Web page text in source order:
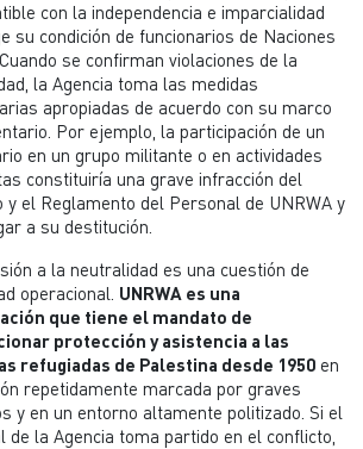
con la independencia e imparcialidad
su condición de funcionarios de Naciones
se confirman violaciones de la
la Agencia toma las medidas
apropiadas de acuerdo con su marco
Por ejemplo, la participación de un
en un grupo militante o en actividades
constituiría una grave infracción del
y el Reglamento del Personal de UNRWA y
a su destitución.
a la neutralidad es una cuestión de
operacional. UNRWA es una
que tiene el mandato de
protección y asistencia a las
refugiadas de Palestina desde 1950en
repetidamente marcada por graves
y en un entorno altamente politizado. Si el
de la Agencia toma partido en el conflicto,